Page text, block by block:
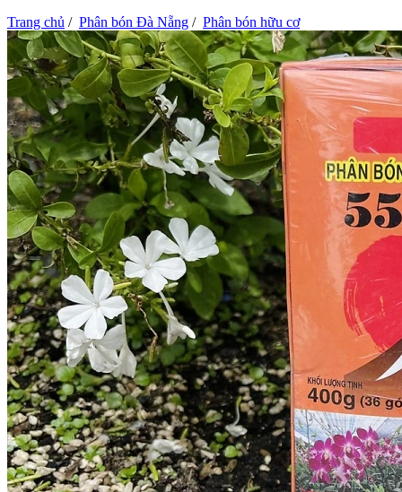
Trang chủ / Phân bón Đà Nẵng / Phân bón hữu cơ